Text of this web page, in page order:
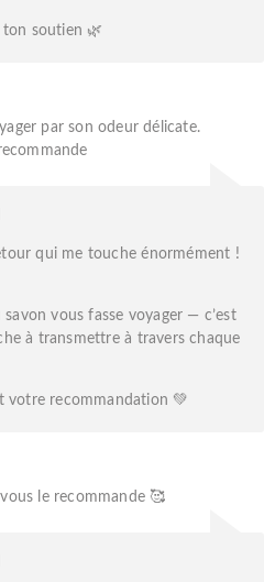
soutien 🌿
par son odeur délicate.
qui me touche énormément !
savon vous fasse voyager — c’est
à transmettre à travers chaque
votre recommandation 💚
le recommande 🥰